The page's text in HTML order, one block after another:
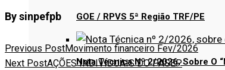
GOE / RPVS 5ª Região TRF/PE
Nota Técnica Nº 2/2026, Sobre O
By sinpefpb
Previous PostMovimento financeiro Fev/2026
Next PostAÇÕES INDIVIDUAIS DO PASEP